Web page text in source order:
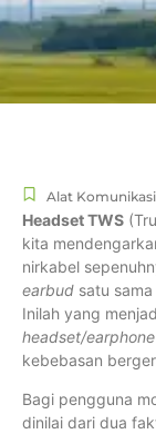
Alat Komunikasi
Headset TWS
kita
nirkabel
earbud satu
Inilah yang
headset/earphone
kebebasan
Bagi pengguna
dinilai dari dua